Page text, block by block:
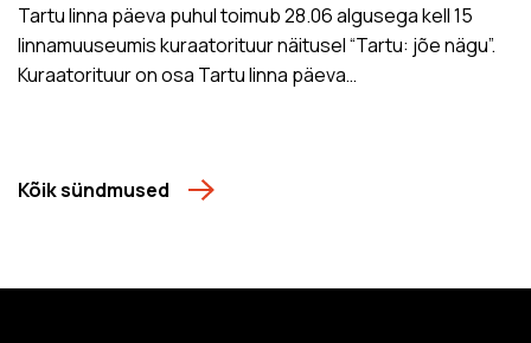
Tartu linna päeva puhul toimub 28.06 algusega kell 15
linnamuuseumis kuraatorituur näitusel “Tartu: jõe nägu”.
Kuraatorituur on osa Tartu linna päeva…
Kõik sündmused